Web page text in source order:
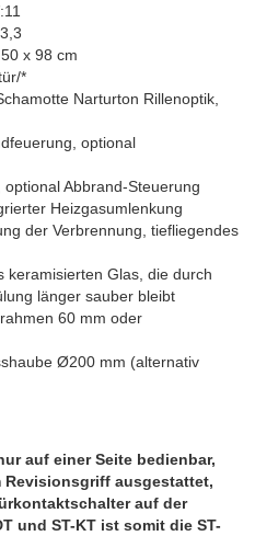
x 98 cm
*
Narturton Rillenoptik,
optional
Abbrand-Steuerung
Heizgasumlenkung
der Verbrennung, tiefliegendes
keramisierten Glas, die durch
länger sauber bleibt
60 mm oder
Ø200 mm (alternativ
auf einer Seite bedienbar,
Revisionsgriff ausgestattet,
auf der
und ST-KT ist somit die ST-